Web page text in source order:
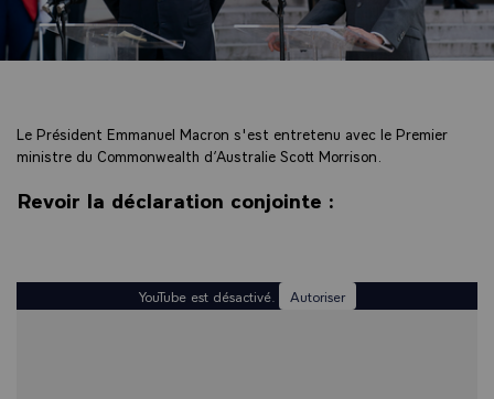
Le Président Emmanuel Macron s'est entretenu avec le Premier
ministre du Commonwealth d’Australie Scott Morrison.
Revoir la déclaration conjointe :
YouTube est désactivé. Autoriser